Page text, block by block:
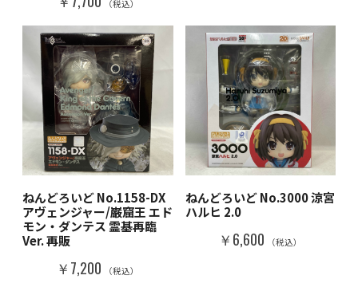
（税込）
ねんどろいど No.1158-DX
アヴェンジャー/巌窟王 エド
モン・ダンテス 霊基再臨
Ver. 再販
￥7,200 （税込）
ねんどろいど No.3000 涼宮
ハルヒ 2.0
￥6,600 （税込）